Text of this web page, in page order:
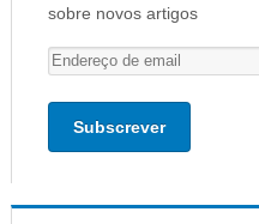
sobre novos artigos
E
n
d